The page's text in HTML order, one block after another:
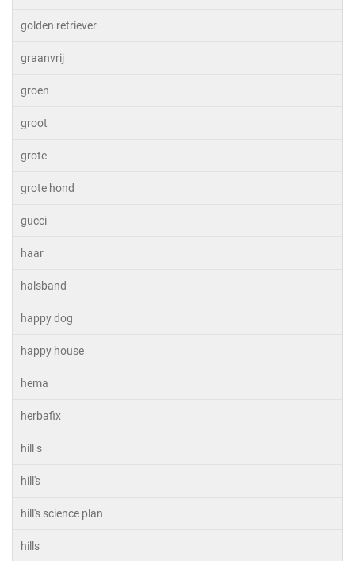
golden retriever
graanvrij
groen
groot
grote
grote hond
gucci
haar
halsband
happy dog
happy house
hema
herbafix
hill s
hill's
hill's science plan
hills